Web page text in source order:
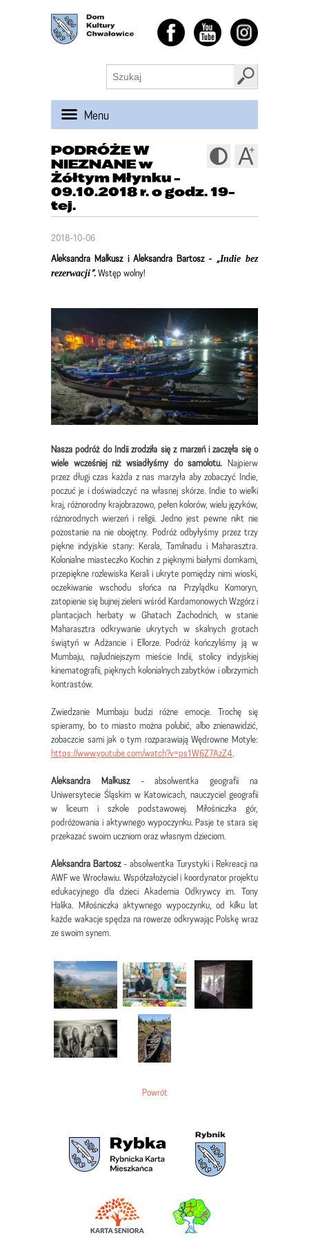
Menu
PODRÓŻE W
NIEZNANE w
Żółtym Młynku -
09.10.2018 r. o godz. 19-
tej.
2018-10-06
Aleksandra Malkusz i Aleksandra Bartosz - „Indie bez
rezerwacji”.Wstęp wolny!
Nasza podróż do Indii zrodziła się z marzeń i zaczęła się o
wiele wcześniej niż wsiadłyśmy do samolotu. Najpierw
przez długi czas każda z nas marzyła aby zobaczyć Indie,
poczuć je i doświadczyć na własnej skórze. Indie to wielki
kraj, różnorodny krajobrazowo, pełen kolorów, wielu języków,
różnorodnych wierzeń i religii. Jedno jest pewne nikt nie
pozostanie na nie obojętny. Podróż odbyłyśmy przez trzy
piękne indyjskie stany: Kerala, Tamilnadu i Maharasztra.
Kolonialne miasteczko Kochin z pięknymi białymi domkami,
przepiękne rozlewiska Kerali i ukryte pomiędzy nimi wioski,
oczekiwanie wschodu słońca na Przylądku Komoryn,
zatopienie się bujnej zieleni wśród Kardamonowych Wzgórz i
plantacjach herbaty w Ghatach Zachodnich, w stanie
Maharasztra odkrywanie ukrytych w skalnych grotach
świątyń w Adżancie i Ellorze. Podróż kończyliśmy ją w
Mumbaju, najludniejszym mieście Indii, stolicy indyjskiej
kinematografii, pięknych kolonialnych zabytków i olbrzymich
kontrastów.
Zwiedzanie Mumbaju budzi różne emocje. Trochę się
spieramy, bo to miasto można polubić, albo znienawidzić,
zobaczcie sami jak o tym rozparawiają Wędrowne Motyle:
https://www.youtube.com/watch?v=ps1W6Z7AzZ4.
Aleksandra Malkusz - absolwentka geografii na
Uniwersytecie Śląskim w Katowicach, nauczyciel geografii
w liceum i szkole podstawowej. Miłośniczka gór,
podróżowania i aktywnego wypoczynku. Pasje te stara się
przekazać swoim uczniom oraz własnym dzieciom.
Aleksandra Bartosz- absolwentka Turystyki i Rekreacji na
AWF we Wrocławiu. Współzałożyciel i koordynator projektu
edukacyjnego dla dzieci Akademia Odkrywcy im. Tony
Halika. Miłośniczka aktywnego wypoczynku, od kilku lat
każde wakacje spędza na rowerze odkrywając Polskę wraz
ze swoim synem.
Powrót